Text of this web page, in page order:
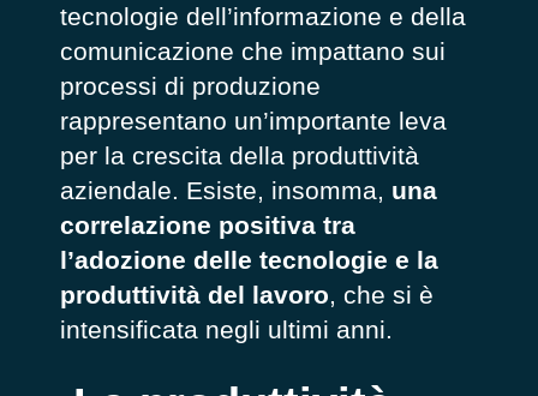
tecnologie dell’informazione e della
comunicazione che impattano sui
processi di produzione
rappresentano un’importante leva
per la crescita della produttività
aziendale. Esiste, insomma, una
correlazione positiva tra
l’adozione delle tecnologie e la
produttività del lavoro, che si è
intensificata negli ultimi anni.